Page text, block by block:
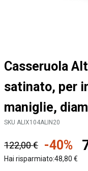
Casseruola
satinato, per
maniglie,
SKU ALIX104ALIN20
all'inizio
galleria
immagini
122,00 € -40%
Hai risparmiato:48,80 €